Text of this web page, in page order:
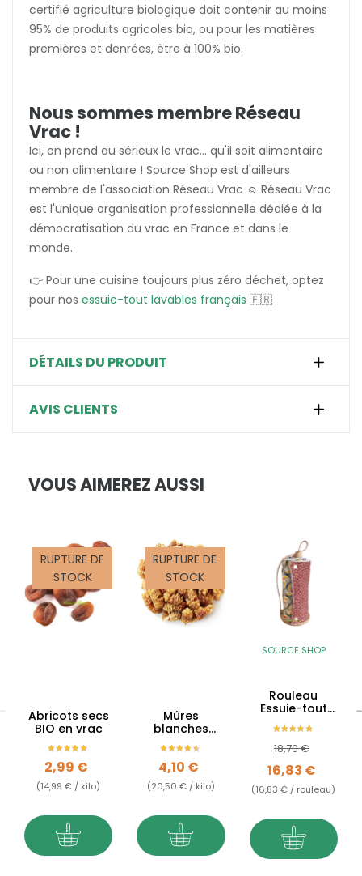
certifié agriculture biologique doit contenir au moins
95% de produits agricoles bio, ou pour les matières
premières et denrées, être à 100% bio.
Nous sommes membre Réseau
Vrac !
Ici, on prend au sérieux le vrac... qu'il soit alimentaire
ou non alimentaire ! Source Shop est d'ailleurs
membre de l'association Réseau Vrac ☺️ Réseau Vrac
est l'unique organisation professionnelle dédiée à la
démocratisation du vrac en France et dans le
monde.
👉 Pour une cuisine toujours plus zéro déchet, optez
pour nos essuie-tout lavables français 🇫🇷
DÉTAILS DU PRODUIT
AVIS CLIENTS
VOUS AIMEREZ AUSSI
RUPTURE DE
STOCK
Abricots secs
BIO en vrac
Prix
2,99 €
(14,99 € / kilo)
RUPTURE DE
STOCK
Mûres
blanches
séchées BIO
en vrac -
Mulberries
Prix
4,10 €
(20,50 € / kilo)
SOURCE SHOP
Rouleau
Essuie-tout
BIO lavable &
réutilisable -
Sop'Malins
Prix de base
18,70 €
16,83 €
(16,83 € / rouleau)